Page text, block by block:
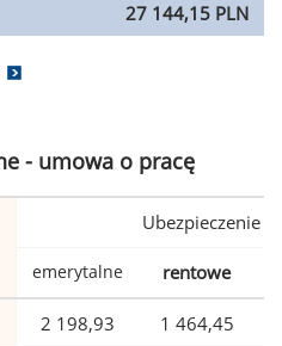
27 144,15 PLN
- umowa o pracę
Ubezpieczenie
emerytalne rentowe
2 198,93 1 464,45